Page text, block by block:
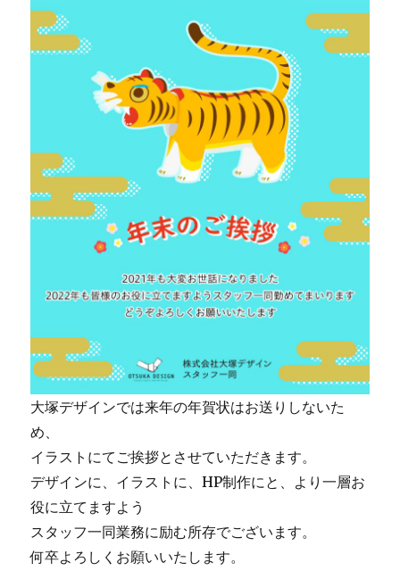
大塚デザインでは来年の年賀状はお送りしないた
め、
イラストにてご挨拶とさせていただきます。
デザインに、イラストに、HP制作にと、より一層お
役に立てますよう
スタッフ一同業務に励む所存でございます。
何卒よろしくお願いいたします。